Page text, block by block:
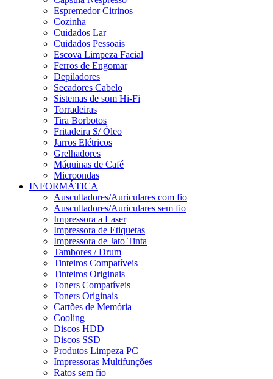
Espremedor Citrinos
Cozinha
Cuidados Lar
Cuidados Pessoais
Escova Limpeza Facial
Ferros de Engomar
Depiladores
Secadores Cabelo
Sistemas de som Hi-Fi
Torradeiras
Tira Borbotos
Fritadeira S/ Óleo
Jarros Elétricos
Grelhadores
Máquinas de Café
Microondas
INFORMÁTICA
Auscultadores/Auriculares com fio
Auscultadores/Auriculares sem fio
Impressora a Laser
Impressora de Etiquetas
Impressora de Jato Tinta
Tambores / Drum
Tinteiros Compatíveis
Tinteiros Originais
Toners Compatíveis
Toners Originais
Cartões de Memória
Cooling
Discos HDD
Discos SSD
Produtos Limpeza PC
Impressoras Multifunções
Ratos sem fio